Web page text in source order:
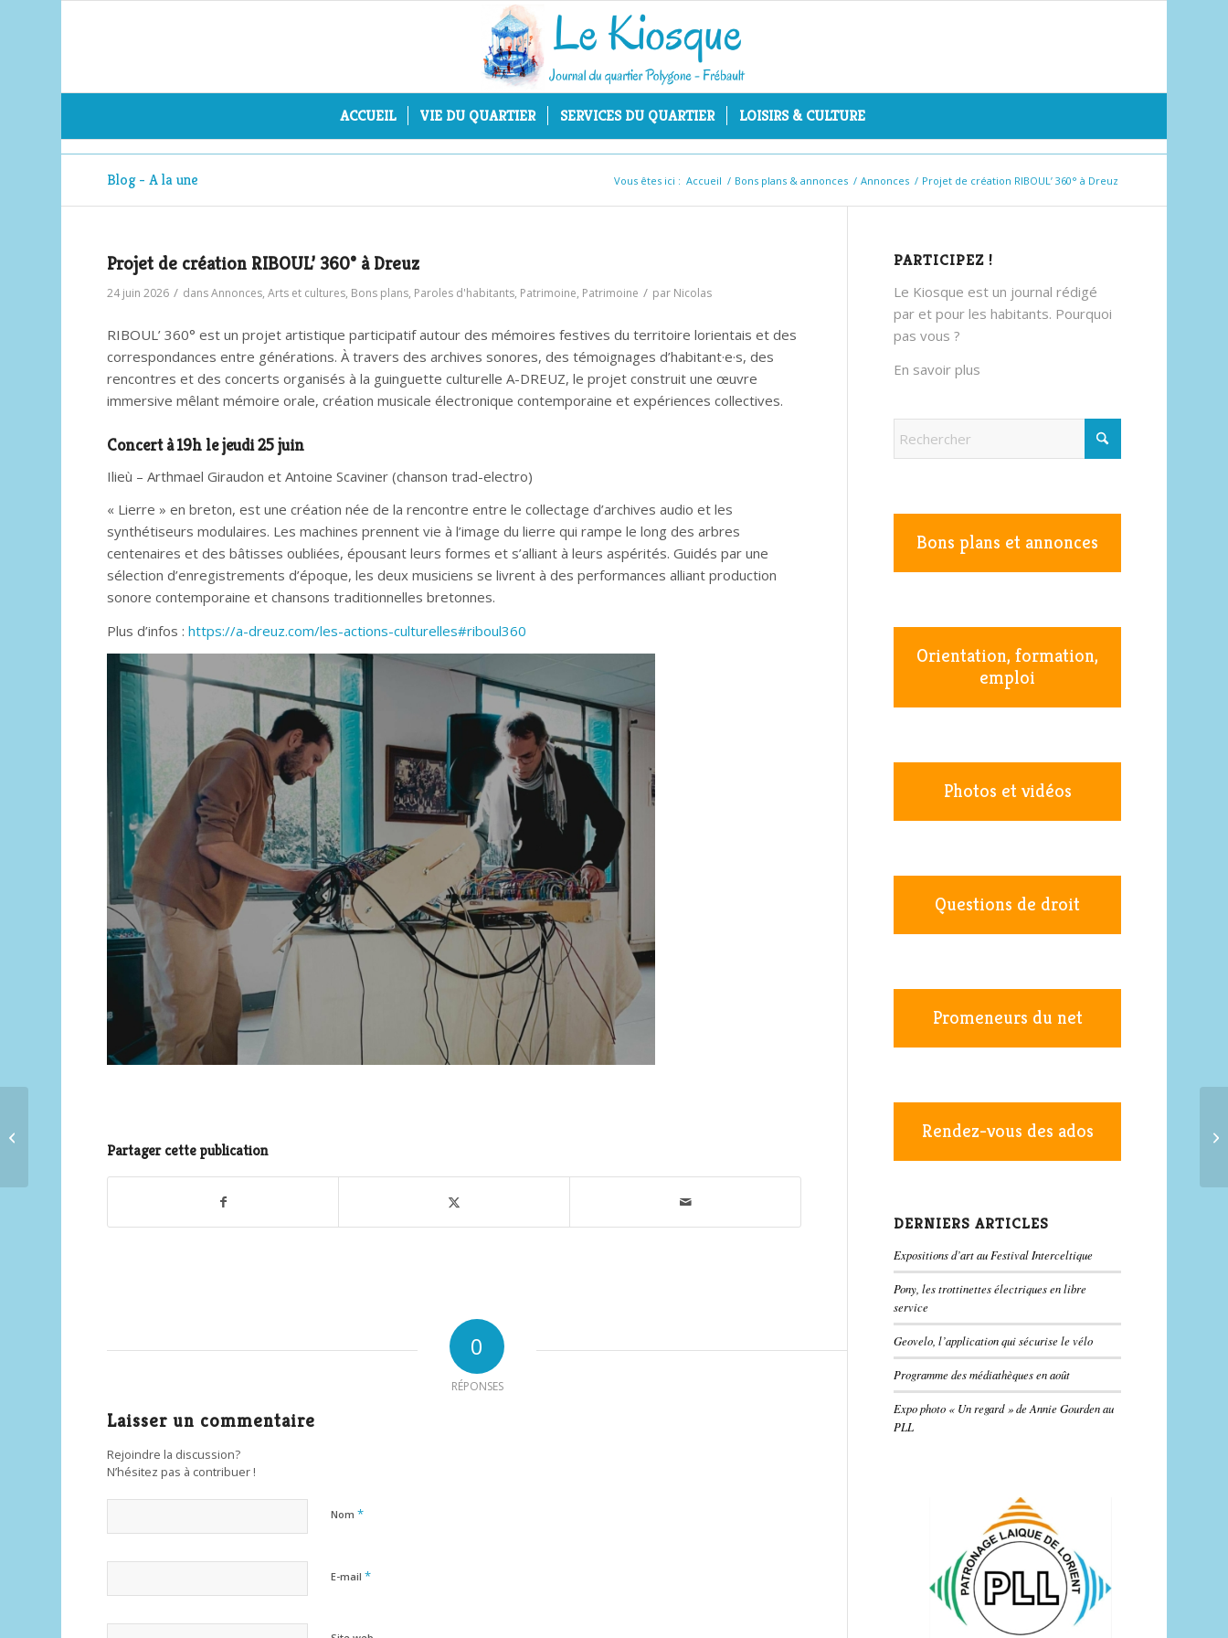
ACCUEIL VIE DU QUARTIER SERVICES DU QUARTIER LOISIRS & CULTURE
Blog - A la une Vous êtes ici : Accueil / Bons plans & annonces / Annonces / Projet de création RIBOUL’ 360° à Dreuz
Projet de création RIBOUL’ 360° à Dreuz
24 juin 2026 / dansAnnonces,Arts et cultures, Bons plans, Paroles d'habitants, Patrimoine, Patrimoine / par Nicolas
RIBOUL’ 360° est un projet artistique participatif autour des mémoires festives du territoire lorientais et des
correspondances entre générations. À travers des archives sonores, des témoignages d’habitant·e·s, des
rencontres et des concerts organisés à la guinguette culturelle A-DREUZ, le projet construit une œuvre
immersive mêlant mémoire orale, création musicale électronique contemporaine et expériences collectives.
Concert à 19h le jeudi 25 juin
Ilieù – ArthmaelGiraudon et Antoine Scaviner (chanson trad-electro)
« Lierre » en breton, est une création née de la rencontre entre le collectage d’archives audio et les
synthétiseurs modulaires. Les machines prennent vie à l’image du lierre qui rampe le long des arbres
centenaires et des bâtisses oubliées, épousant leurs formes et s’alliant à leurs aspérités. Guidés par une
sélection d’enregistrements d’époque, les deux musiciens se livrent à des performances alliant production
sonore contemporaine et chansons traditionnelles bretonnes.
Plus d’infos :https://a-dreuz.com/les-actions-culturelles#riboul360
Partager cette publication
0
RÉPONSES
Laisser un commentaire
Rejoindre la discussion?
N’hésitez pas à contribuer !
Nom*
E-mail*
PARTICIPEZ !
Le Kiosque est un journal rédigé
par et pour les habitants. Pourquoi
pas vous ?
En savoir plus
Bons plans et annonces
Orientation, formation,
emploi
Photos et vidéos
Questions de droit
Promeneurs du net
Rendez-vous des ados
DERNIERS ARTICLES
Expositions d’art au Festival Interceltique
Pony, les trottinettes électriques en libre
service
Geovelo, l’application qui sécurise le vélo
Programme des médiathèques en août
Expo photo « Un regard » de Annie Gourden au
PLL